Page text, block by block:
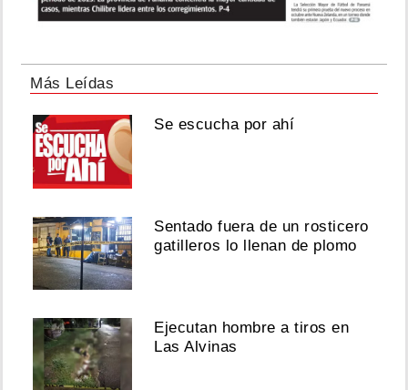
Más Leídas
Se escucha por ahí
Sentado fuera de un rosticero
gatilleros lo llenan de plomo
Ejecutan hombre a tiros en
Las Alvinas